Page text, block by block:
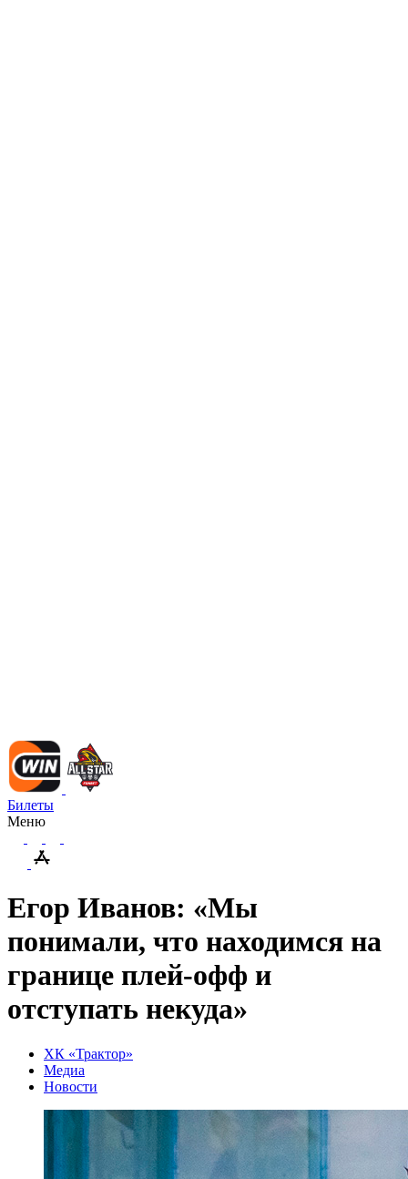
Билеты
Меню
Егор Иванов: «Мы
понимали, что находимся на
границе плей-офф и
отступать некуда»
ХК «Трактор»
Медиа
Новости